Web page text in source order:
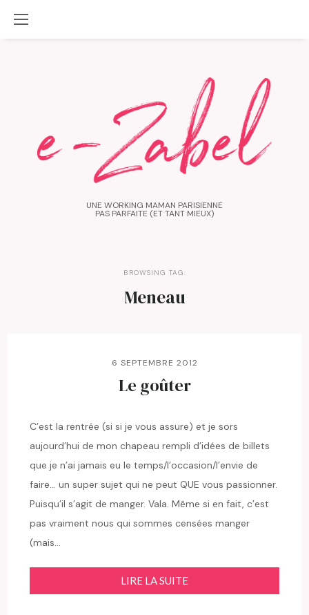
UNE WORKING MAMAN PARISIENNE
PAS PARFAITE (ET TANT MIEUX)
BROWSING TAG:
Meneau
6 SEPTEMBRE 2012
Le goûter
C’est la rentrée (si si je vous assure) et je sors
aujourd’hui de mon chapeau rempli d’idées de billets
que je n’ai jamais eu le temps/l’occasion/l’envie de
faire… un super sujet qui ne peut QUE vous passionner.
Puisqu’il s’agit de manger. Vala. Même si en fait, c’est
pas vraiment nous qui sommes censées manger
(mais…
LIRE LA SUITE